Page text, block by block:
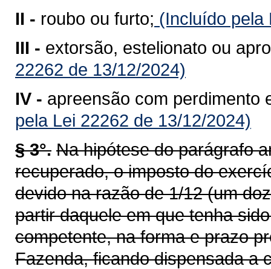
II - roubo ou furto; (Incluído pela
III - extorsão, estelionato ou
22262 de 13/12/2024)
IV - apreensão com perdimento
pela Lei 22262 de 13/12/2024)
§ 3°. Na hipótese do parágrafo
recuperado, o imposto do
devido na razão de 1/12 (um
partir daquele em que tenha
competente, na forma e prazo
Fazenda, ficando dispensada a